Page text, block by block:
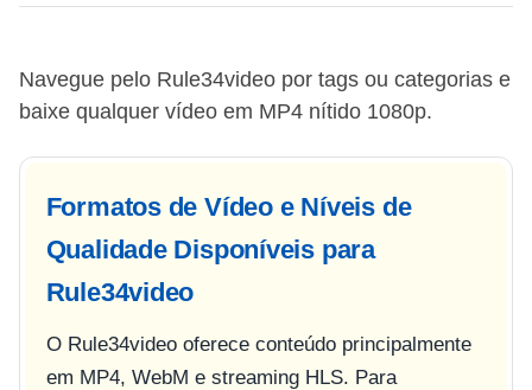
Navegue pelo Rule34video por tags ou categorias e
baixe qualquer vídeo em MP4 nítido 1080p.
Formatos de Vídeo e Níveis de
Qualidade Disponíveis para
Rule34video
O Rule34video oferece conteúdo principalmente
em MP4, WebM e streaming HLS. Para